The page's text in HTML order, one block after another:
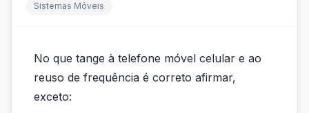
Sistemas Móveis
No
que
tange
No que tange à telefone móvel celular e ao
reuso de frequência é correto afirmar,
exceto: